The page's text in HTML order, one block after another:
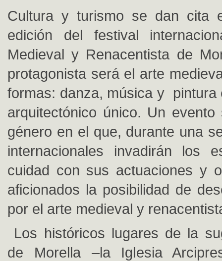
Cultura y turismo se dan cita
edición del festival
Medieval y Renacentista de
protagonista será el arte
formas: danza, música y pintura
arquitectónico único. Un
género en el que, durante una
internacionales invadirán los
cuidad con sus actuaciones y
aficionados la posibilidad de
por el arte medieval y
Los históricos lugares de la
de Morella –la Iglesia